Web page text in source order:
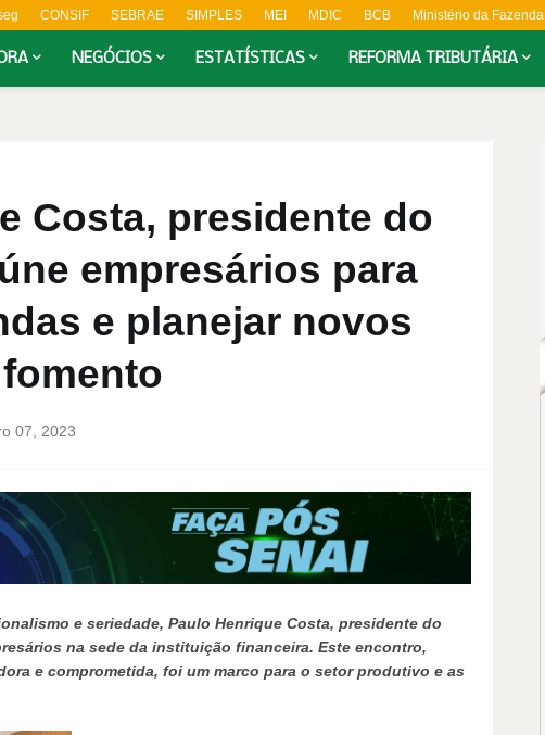
CONSIF SEBRAE SIMPLES MEI MDIC BCB Ministério da Fazenda
NEGÓCIOS ESTATÍSTICAS REFORMA TRIBUTÁRIA
Costa, presidente do
empresários para
e planejar novos
07, 2023
e seriedade, Paulo Henrique Costa, presidente do
na sede da instituição financeira. Este encontro,
e comprometida, foi um marco para o setor produtivo e as